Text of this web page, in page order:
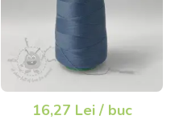
16,27 Lei / buc